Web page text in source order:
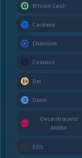
Bitcoin Cash
Cardano
Chainlink
Cosmos
Dai
Dash
Decentraland
MANA
EOS